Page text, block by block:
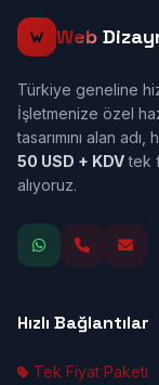
Web
Türkiye geneline
İşletmenize özel
tasarımını alan
50 USD + KDVtek
alıyoruz.
Hızlı Bağlantılar
Tek Fiyat Paketi